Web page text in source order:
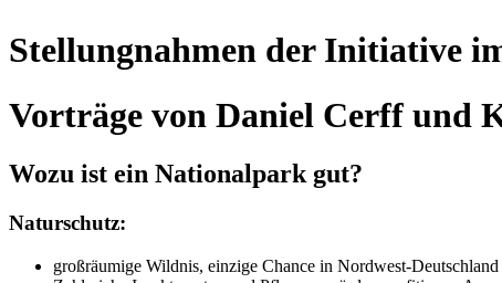
Stellungnahmen der Initiative
Vorträge von Daniel Cerff und
Wozu ist ein Nationalpark gut?
Naturschutz:
großräumige Wildnis, einzige Chance in Nordwest-Deutschland